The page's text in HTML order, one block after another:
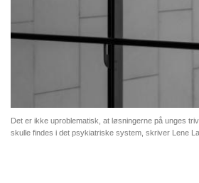
Det er ikke uproblematisk, at løsningerne på unges
skulle findes i det psykiatriske system, skriver Lene